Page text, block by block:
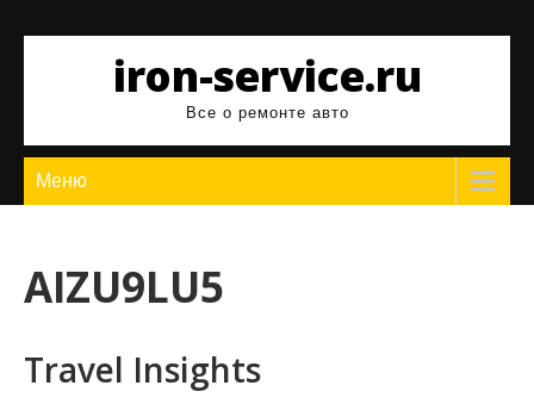
содержимомуiron-service.ru
Все о ремонте авто
Меню
AIZU9LU5
Travel Insights